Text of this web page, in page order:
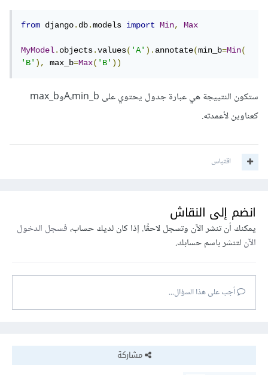
from django.db.models import Min, Max
MyModel.objects.values('A').annotate(min_b=Min(
'B'), max_b=Max('B'))
ستكون النتييجة هي عبارة جدول يحتوي على A،min_bوmax_b
كعناوين لأعمدته.
اقتباس
انضم إلى النقاش
يمكنك أن تنشر الآن وتسجل لاحقًا. إذا كان لديك حساب،فسجل الدخول
الآنلتنشر باسم حسابك.
أجب على هذا السؤال...
مشاركة